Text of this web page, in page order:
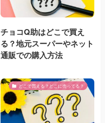
チョコQ助はどこで買え
る？地元スーパーやネット
通販での購入方法
どこで買える？どこに売ってる？